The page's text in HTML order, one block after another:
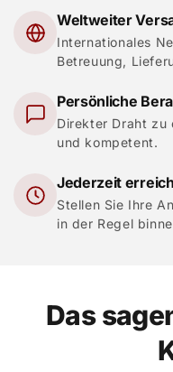
Weltweiter
Internationales
Betreuung,
Persönliche
Direkter Draht zu
und kompetent.
Jederzeit
Stellen Sie Ihre
in der Regel
Das